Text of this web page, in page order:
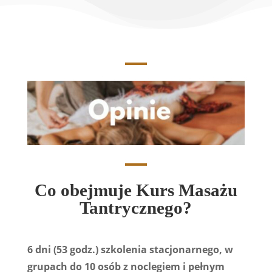
Co obejmuje Kurs Masażu
Tantrycznego?
6 dni (53 godz.) szkolenia stacjonarnego, w
grupach do 10 osób z noclegiem i pełnym